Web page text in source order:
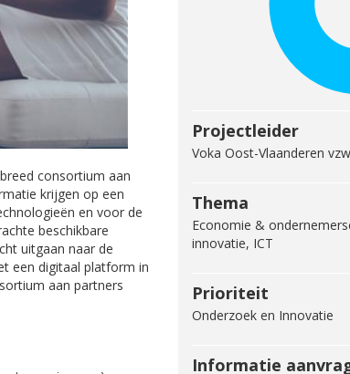
consortium aan
krijgen op een
en voor de
beschikbare
uitgaan naar de
een digitaal platform in
aan partners
Projectleider
Voka Oost-Vlaanderen vzw
Thema
Economie &
innovatie, ICT
Prioriteit
Onderzoek en Innovatie
Informatie